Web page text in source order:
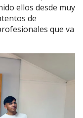
ellos desde muy
de
que va